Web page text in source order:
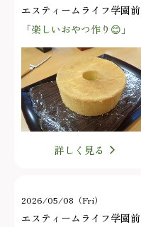
エスティームライフ学園前
「楽しいおやつ作り😊」
詳しく見る
2026/05/08（Fri）
エスティームライフ学園前